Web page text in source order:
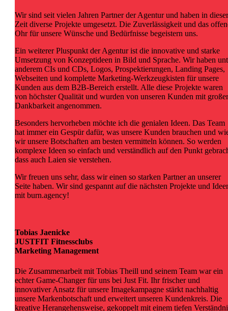
Wir sind seit vielen Jahren Partner der Agentur und haben in dieser
Zeit diverse Projekte umgesetzt. Die Zuverlässigkeit und das
Ohr für unsere Wünsche und Bedürfnisse begeistern uns.
Ein weiterer Pluspunkt der Agentur ist die innovative und starke
Umsetzung von Konzeptideen in Bild und Sprache. Wir haben
anderem CIs und CDs, Logos, Prospektierungen, Landing Pages,
Webseiten und komplette Marketing-Werkzeugkisten für unsere
Kunden aus dem B2B-Bereich erstellt. Alle diese Projekte waren
von höchster Qualität und wurden von unseren Kunden mit großer
Dankbarkeit angenommen.
Besonders hervorheben möchte ich die genialen Ideen. Das Team
hat immer ein Gespür dafür, was unsere Kunden brauchen und
wir unsere Botschaften am besten vermitteln können. So werden
komplexe Ideen so einfach und verständlich auf den Punkt
dass auch Laien sie verstehen.
Wir freuen uns sehr, dass wir einen so starken Partner an unserer
Seite haben. Wir sind gespannt auf die nächsten Projekte und
mit burn.agency!
Tobias Jaenicke
JUSTFIT Fitnessclubs
Marketing Management
Die Zusammenarbeit mit Tobias Theill und seinem Team war ein
echter Game-Changer für uns bei Just Fit. Ihr frischer und
innovativer Ansatz für unsere Imagekampagne stärkt nachhaltig
unsere Markenbotschaft und erweitert unseren Kundenkreis. Die
kreative Herangehensweise, gekoppelt mit einem tiefen